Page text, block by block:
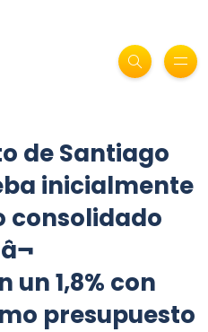
de Santiago
inicialmente
consolidado
1,8% con
presupuesto